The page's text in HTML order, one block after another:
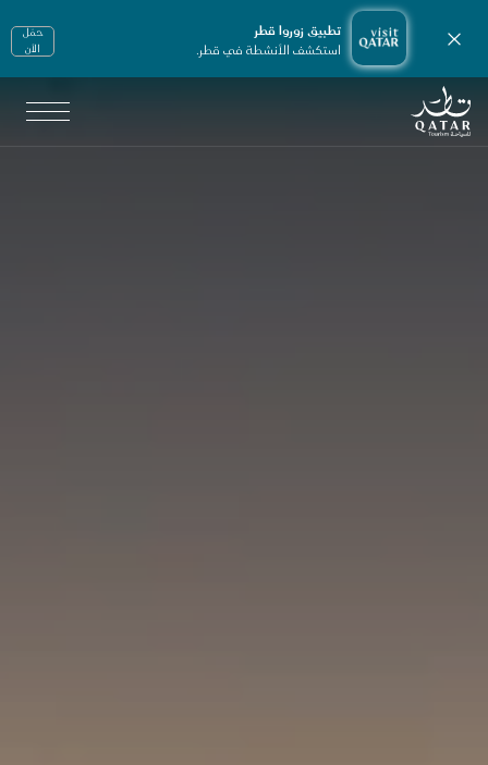
تطبيق زوروا قطر
استكشف الأنشطة في قطر.
حمّل
الأن
إغلاق الإشعارات
الصفحة الرئيسية لموقع VisitQatar